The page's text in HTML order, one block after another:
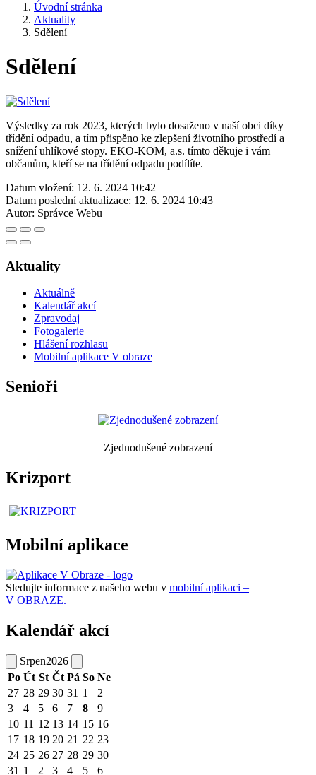
Úvodní stránka
Aktuality
Sdělení
Sdělení
Výsledky za rok 2023, kterých bylo dosaženo v naší obci díky
třídění odpadu, a tím přispěno ke zlepšení životního prostředí a
snížení uhlíkové stopy. EKO-KOM, a.s. tímto děkuje i vám
občanům, kteří se na třídění odpadu podílíte.
Datum vložení: 12. 6. 2024 10:42
Datum poslední aktualizace: 12. 6. 2024 10:43
Autor: Správce Webu
Aktuality
Aktuálně
Kalendář akcí
Zpravodaj
Fotogalerie
Hlášení rozhlasu
Mobilní aplikace V obraze
Senioři
Zjednodušené zobrazení
Krizport
Mobilní aplikace
Sledujte informace z našeho webu v mobilní aplikaci –
V OBRAZE.
Kalendář akcí
Srpen2026
Po Út St Čt Pá So Ne
27 28 29 30 31 1
2
3
4 5 6 7 8
9
10 11 12 13 14 15 16
17 18 19 20 21 22 23
24 25 26 27 28 29 30
31 1 2 3 4 5 6